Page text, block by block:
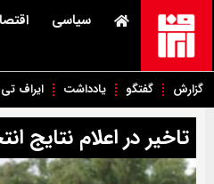
سیاسی
گزارش گفتگو یادداشت ایراف
تاخیر در اعلام نتایج